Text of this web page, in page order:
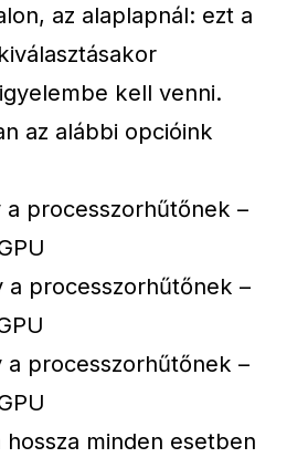
az alaplapnál: ezt a
kell venni.
az alábbi opcióink
a processzorhűtőnek –
a processzorhűtőnek –
a processzorhűtőnek –
minden esetben